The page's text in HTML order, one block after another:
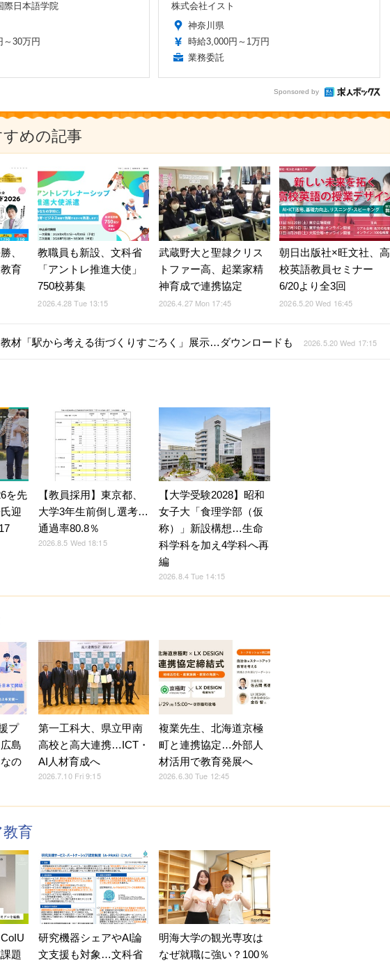
際日本語学院
～30万円
株式会社イスト
神奈川県
時給3,000円～1万円
業務委託
Sponsored by
めの記事
、
育
教職員も新設、文科省
「アントレ推進大使」
750校募集
2026.4.28 Tue 13:15
武蔵野大と聖隷クリス
トファー高、起業家精
神育成で連携協定
2026.4.27 Mon 17:45
朝日出版社×旺文社、高
校英語教員セミナー
6/20より全3回
2026.5.20 Wed 16:45
材「駅から考える街づくりすごろく」展示…ダウンロードも 2026.5.20 Wed 17:15
を先
迎
【教員採用】東京都、
大学3年生前倒し選考…
通過率80.8％
2026.8.5 Wed 18:15
【大学受験2028】昭和
女子大「食理学部（仮
称）」新設構想…生命
科学科を加え4学科へ再
編
2026.8.4 Tue 14:15
プ
島
の
第一工科大、県立甲南
高校と高大連携…ICT・
AI人材育成へ
2026.7.10 Fri 9:15
複業先生、北海道京極
町と連携協定…外部人
材活用で教育発展へ
2026.6.30 Tue 12:45
育
題
研究機器シェアやAI論
文支援も対象…文科省
明海大学の観光専攻は
なぜ就職に強い？100％